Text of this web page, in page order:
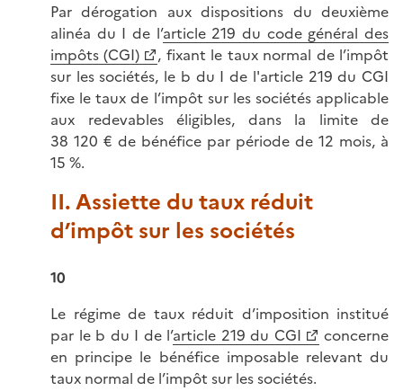
Par dérogation aux dispositions du deuxième
alinéa du I de l’article 219 du code général des
impôts (CGI)
, fixant le taux normal de l’impôt
sur les sociétés, le b du I de l'article 219 du CGI
fixe le taux de l’impôt sur les sociétés applicable
aux redevables éligibles, dans la limite de
38 120 € de bénéfice par période de 12 mois, à
15 %.
II. Assiette du taux réduit
d’impôt sur les sociétés
10
Le régime de taux réduit d’imposition institué
par le b du I de l’article 219 du CGI
concerne
en principe le bénéfice imposable relevant du
taux normal de l’impôt sur les sociétés.